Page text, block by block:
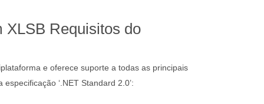
XLSB Requisitos do
e oferece suporte a todas as principais
‘.NET Standard 2.0’: